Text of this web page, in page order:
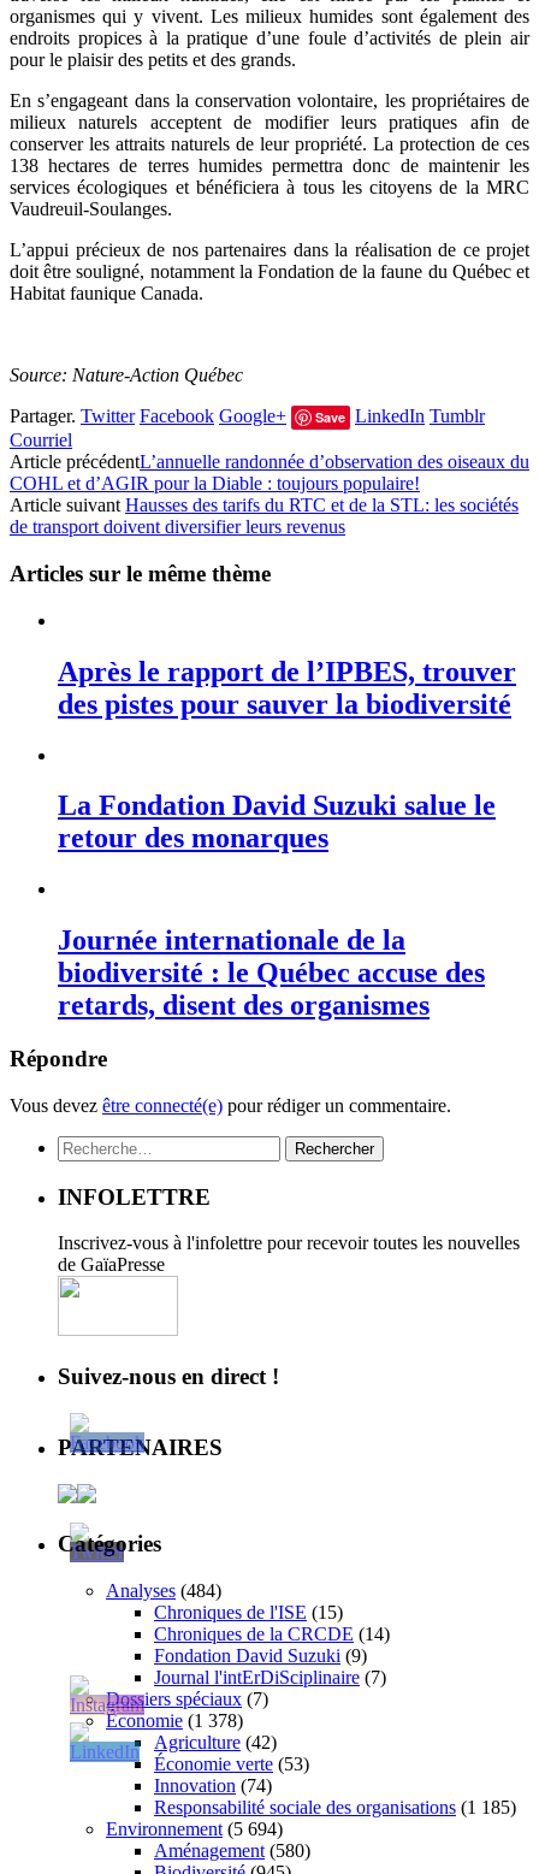
organismes qui y vivent. Les milieux humides sont également des
endroits propices à la pratique d’une foule d’activités de plein air
pour le plaisir des petits et des grands.
En s’engageant dans la conservation volontaire, les propriétaires de
milieux naturels acceptent de modifier leurs pratiques afin de
conserver les attraits naturels de leur propriété. La protection de ces
138 hectares de terres humides permettra donc de maintenir les
services écologiques et bénéficiera à tous les citoyens de la MRC
Vaudreuil-Soulanges.
L’appui précieux de nos partenaires dans la réalisation de ce projet
doit être souligné, notamment la Fondation de la faune du Québec et
Habitat faunique Canada.
Source: Nature-Action Québec
Partager. Twitter Facebook Google+ Save LinkedIn Tumblr
Courriel
Article précédentL’annuelle randonnée d’observation des oiseaux du
COHL et d’AGIR pour la Diable : toujours populaire!
Article suivant Hausses des tarifs du RTC et de la STL: les sociétés
de transport doivent diversifier leurs revenus
Articles sur le même thème
Après le rapport de l’IPBES, trouver
des pistes pour sauver la biodiversité
La Fondation David Suzuki salue le
retour des monarques
Journée internationale de la
biodiversité : le Québec accuse des
retards, disent des organismes
Répondre
Vous devez être connecté(e) pour rédiger un commentaire.
Rechercher :
INFOLETTRE
Inscrivez-vous à l'infolettre pour recevoir toutes les nouvelles
de GaïaPresse
Suivez-nous en direct !
PARTENAIRES
Catégories
Analyses (484)
Chroniques de l'ISE (15)
Chroniques de la CRCDE (14)
Fondation David Suzuki (9)
Journal l'intErDiSciplinaire (7)
Dossiers spéciaux (7)
Économie (1 378)
Agriculture (42)
Économie verte (53)
Innovation (74)
Responsabilité sociale des organisations (1 185)
Environnement (5 694)
Aménagement (580)